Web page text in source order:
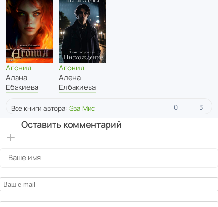
Агония
Алана
Ебакиева
Агония
Алена
Елбакиева
Все книги автора: Эва Мис 0 3
Оставить комментарий